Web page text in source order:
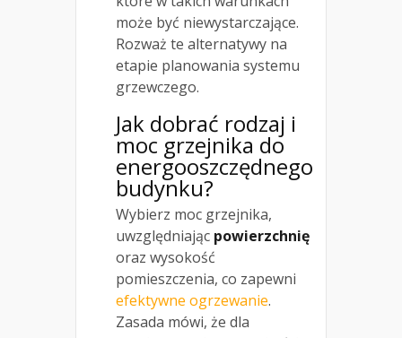
może być niewystarczające.
Rozważ te alternatywy na
etapie planowania systemu
grzewczego.
Jak dobrać rodzaj i
moc grzejnika do
energooszczędnego
budynku?
Wybierz moc grzejnika,
uwzględniając powierzchnię
oraz wysokość
pomieszczenia, co zapewni
efektywne ogrzewanie.
Zasada mówi, że dla